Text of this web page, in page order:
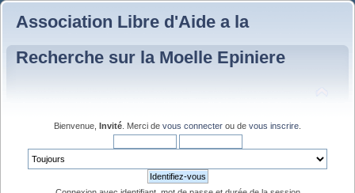
Association Libre d'Aide a la
Recherche sur la Moelle Epiniere
Bienvenue, Invité . Merci de vous connecter ou de vous inscrire